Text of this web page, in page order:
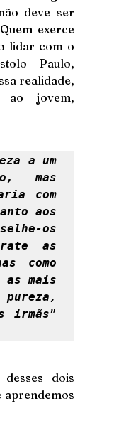
deve ser
exerce
lidar com o
Paulo,
realidade,
ao jovem,
a um
mas
com
aos
os
as
como
mais
irmãs”
dois